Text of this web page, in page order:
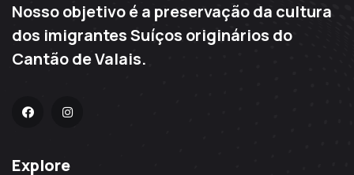
Nosso objetivo é a preservação da cultura
dos imigrantes Suíços originários do
Cantão de Valais.
Explore